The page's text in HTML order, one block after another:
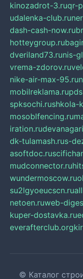
kinozadrot-3.ruqr-
udalenka-club.ru
dash-cash-now.ru
hotteygroup.ru
dveriland73.runis-
vrema-zdorov.ru
nike-air-max-95.ru
mobilreklama.ru
spksochi.rushkola-
mosoblfencing.ru
iration.ru
dk-tulamash.rus-
asoftdoc.ru
mudconnector.ru
wundermoscow.ru
su2lgyoeucscn.ru
netoen.ruweb-
kuper-dostavka.ru
everafterclub.org
© Каталог